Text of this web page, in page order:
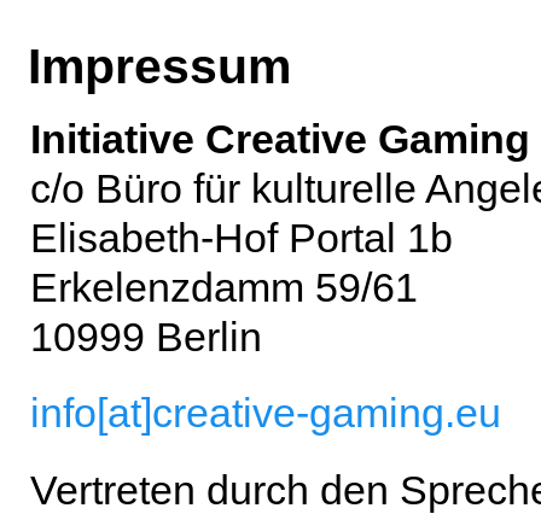
Impressum
Initiative Creative Gaming
c/o Büro für kulturelle
Elisabeth-Hof Portal 1b
Erkelenzdamm 59/61
10999 Berlin
info[at]creative-gaming.eu
Vertreten durch den